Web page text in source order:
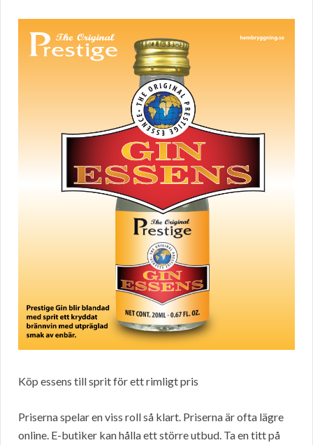
Köp essens till sprit för ett rimligt pris
Priserna spelar en viss roll så klart. Priserna är ofta lägre
online. E-butiker kan hålla ett större utbud. Ta en titt på